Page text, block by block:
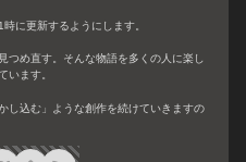
に更新するようにします。
つめ直す。そんな物語を多くの人に楽し
います。
し込む」ような創作を続けていきますの